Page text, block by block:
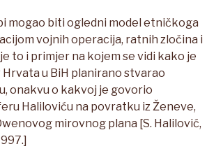
mogao biti ogledni model etničkoga
vojnih operacija, ratnih zločina i
to i primjer na kojem se vidi kako je
u BiH planirano stvarao
onakvu o kakvoj je govorio
Haliloviću na povratku iz Ženeve,
mirovnog plana [S. Halilović,